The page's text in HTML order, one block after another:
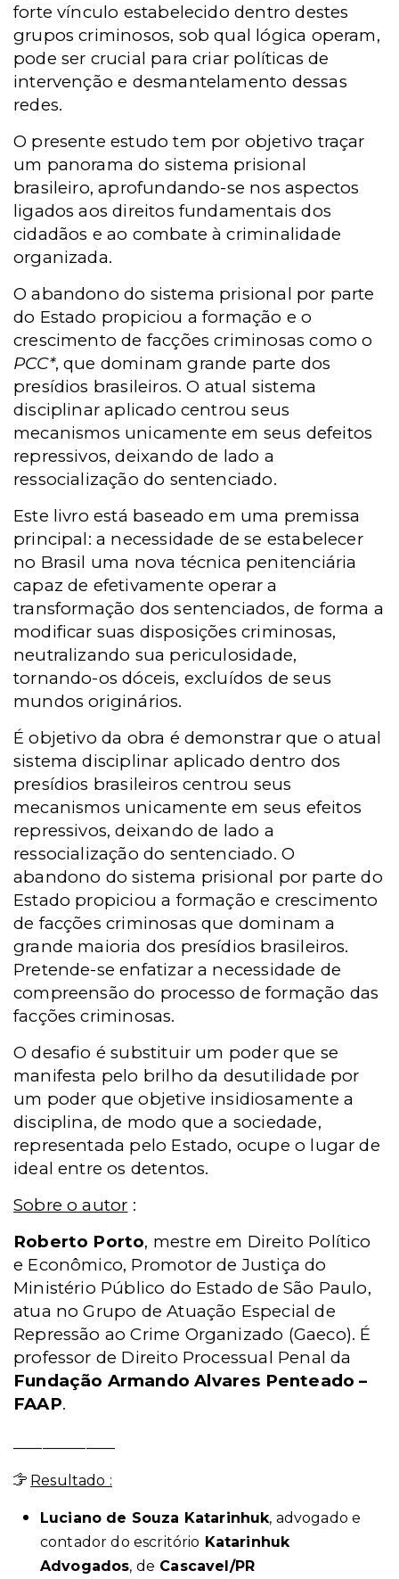
forte vínculo estabelecido dentro destes
grupos criminosos, sob qual lógica operam,
pode ser crucial para criar políticas de
intervenção e desmantelamento dessas
redes.
O presente estudo tem por objetivo traçar
um panorama do sistema prisional
brasileiro, aprofundando-se nos aspectos
ligados aos direitos fundamentais dos
cidadãos e ao combate à criminalidade
organizada.
O abandono do sistema prisional por parte
do Estado propiciou a formação e o
crescimento de facções criminosas como o
PCC*, que dominam grande parte dos
presídios brasileiros. O atual sistema
disciplinar aplicado centrou seus
mecanismos unicamente em seus defeitos
repressivos, deixando de lado a
ressocialização do sentenciado.
Este livro está baseado em uma premissa
principal: a necessidade de se estabelecer
no Brasil uma nova técnica penitenciária
capaz de efetivamente operar a
transformação dos sentenciados, de forma a
modificar suas disposições criminosas,
neutralizando sua periculosidade,
tornando-os dóceis, excluídos de seus
mundos originários.
É objetivo da obra é demonstrar que o atual
sistema disciplinar aplicado dentro dos
presídios brasileiros centrou seus
mecanismos unicamente em seus efeitos
repressivos, deixando de lado a
ressocialização do sentenciado. O
abandono do sistema prisional por parte do
Estado propiciou a formação e crescimento
de facções criminosas que dominam a
grande maioria dos presídios brasileiros.
Pretende-se enfatizar a necessidade de
compreensão do processo de formação das
facções criminosas.
O desafio é substituir um poder que se
manifesta pelo brilho da desutilidade por
um poder que objetive insidiosamente a
disciplina, de modo que a sociedade,
representada pelo Estado, ocupe o lugar de
ideal entre os detentos.
Sobre o autor :
Roberto Porto, mestre em Direito Político
e Econômico, Promotor de Justiça do
Ministério Público do Estado de São Paulo,
atua no Grupo de Atuação Especial de
Repressão ao Crime Organizado (Gaeco). É
professor de Direito Processual Penal da
Fundação Armando Alvares Penteado –
FAAP.
Resultado :
Luciano de Souza Katarinhuk, advogado e
contador do escritório Katarinhuk
Advogados, de Cascavel/PR